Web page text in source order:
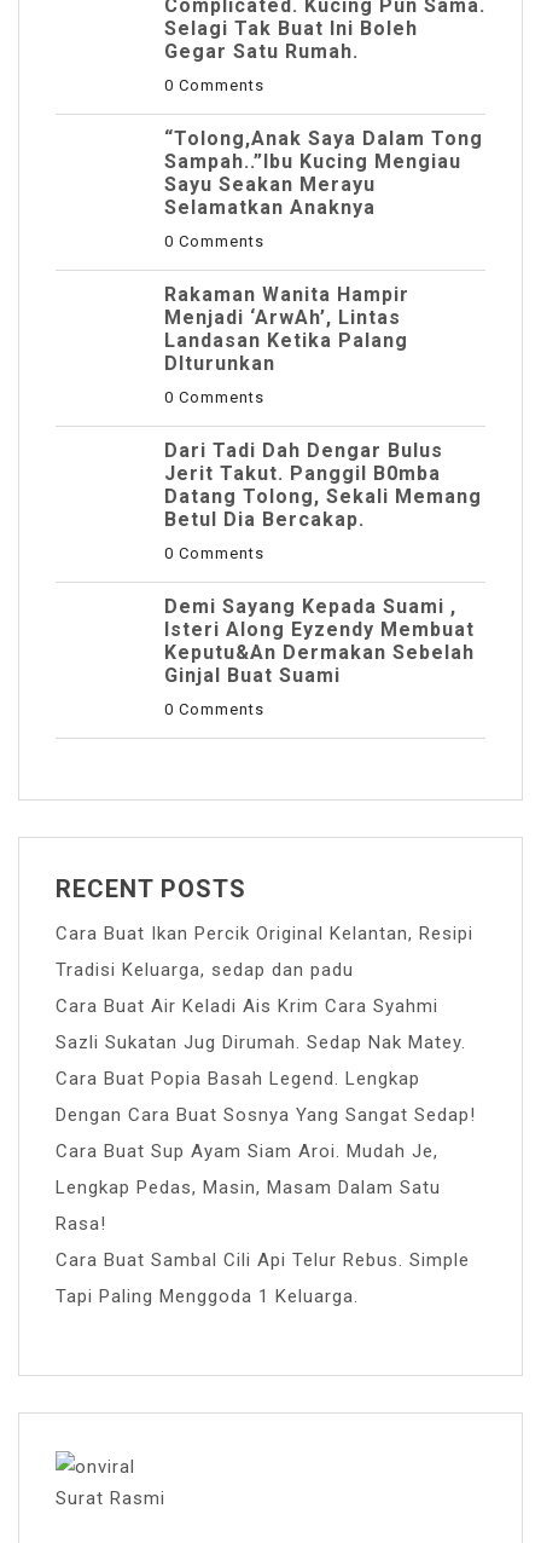
Complicated. Kucing Pun Sama.
Selagi Tak Buat Ini Boleh
Gegar Satu Rumah.
0 Comments
“Tolong,Anak Saya Dalam Tong
Sampah..”Ibu Kucing Mengiau
Sayu Seakan Merayu
Selamatkan Anaknya
0 Comments
Rakaman Wanita Hampir
Menjadi ‘ArwAh’, Lintas
Landasan Ketika Palang
DIturunkan
0 Comments
Dari Tadi Dah Dengar Bulus
Jerit Takut. Panggil B0mba
Datang Tolong, Sekali Memang
Betul Dia Bercakap.
0 Comments
Demi Sayang Kepada Suami ,
Isteri Along Eyzendy Membuat
Keputu&an Dermakan Sebelah
Ginjal Buat Suami
0 Comments
RECENT POSTS
Cara Buat Ikan Percik Original Kelantan, Resipi
Tradisi Keluarga, sedap dan padu
Cara Buat Air Keladi Ais Krim Cara Syahmi
Sazli Sukatan Jug Dirumah. Sedap Nak Matey.
Cara Buat Popia Basah Legend. Lengkap
Dengan Cara Buat Sosnya Yang Sangat Sedap!
Cara Buat Sup Ayam Siam Aroi. Mudah Je,
Lengkap Pedas, Masin, Masam Dalam Satu
Rasa!
Cara Buat Sambal Cili Api Telur Rebus. Simple
Tapi Paling Menggoda 1 Keluarga.
Surat Rasmi